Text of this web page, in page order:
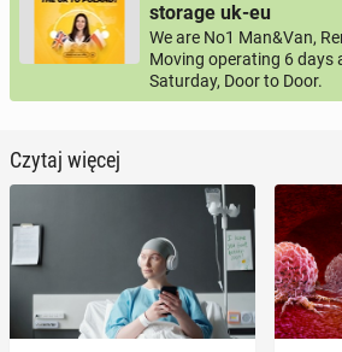
storage uk-eu
We are No1 Man&Van,
Moving operating 6 days
Saturday, Door to Door.
Czytaj więcej